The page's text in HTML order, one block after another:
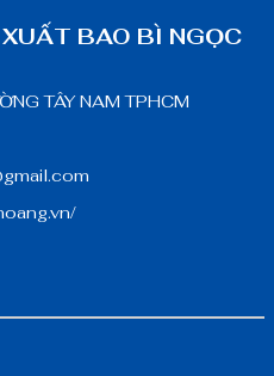
BAO BÌ NGỌC
TÂY NAM TPHCM